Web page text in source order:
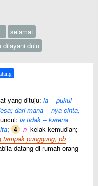
selamat
dilayani dulu
yang dituju: ia -- pukul
dari mana -- nya cinta,
ia tidak -- karena
; 4 n kelak kemudian;
tampak punggung, pb
datang di rumah orang